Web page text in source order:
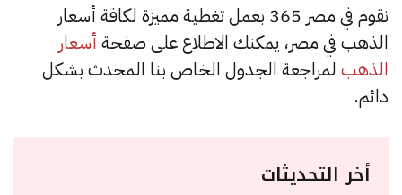
نقوم في مصر 365 بعمل تغطية مميزة لكافة أسعار
الذهب في مصر، يمكنك الاطلاع على صفحة أسعار
الذهب لمراجعة الجدول الخاص بنا المحدث بشكل
دائم.
أخر التحديثات